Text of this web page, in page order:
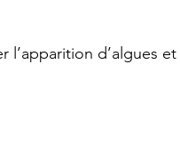
l’apparition d’algues